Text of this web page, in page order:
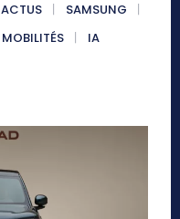
ACTUS
SAMSUNG
MOBILITÉS IA